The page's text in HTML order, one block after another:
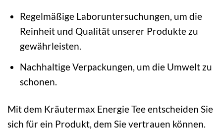
Regelmäßige Laboruntersuchungen, um die
Reinheit und Qualität unserer Produkte zu
gewährleisten.
Nachhaltige Verpackungen, um die Umwelt zu
schonen.
Mit dem Kräutermax Energie Tee entscheiden Sie
sich für ein Produkt, dem Sie vertrauen können.